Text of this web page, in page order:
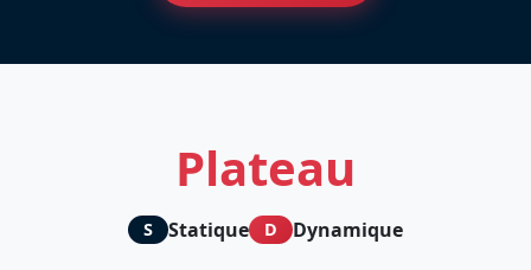
Plateau
S Statique D Dynamique